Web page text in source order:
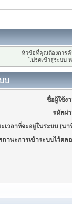
หัวข้อที่คุณต้องการ
โปรดเข้าสู่ระบบ
บ
ชื่อผู้ใช้ง
รหัสผ่
ะเวลาที่จะอยู่ในระบบ (นา
ถานะการเข้าระบบไว้ตล